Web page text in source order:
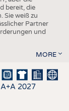
bereit, die
Sie weiß zu
Partner
und
MORE
2027